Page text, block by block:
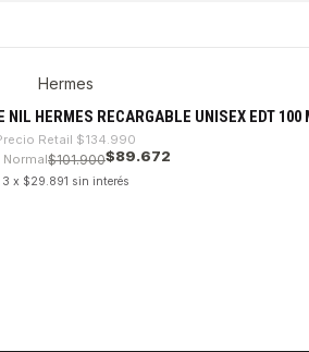
Hermes
NIL HERMES RECARGABLE UNISEX EDT 100
Retail $134.990
Normal$101.900$89.672
3 x $29.891 sin interés